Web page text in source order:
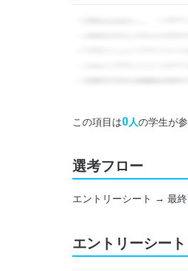
この項目は0人の学生が
選考フロー
エントリーシート → 最
エントリーシート